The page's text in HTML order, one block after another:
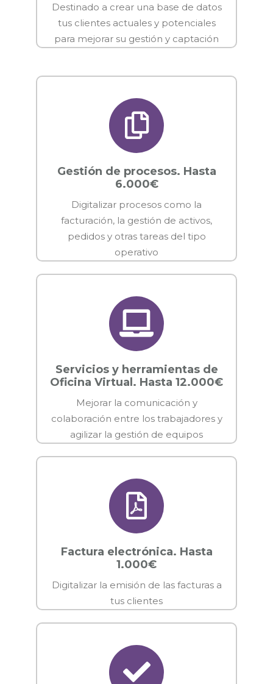
Destinado a crear una base de datos
tus clientes actuales y potenciales
para mejorar su gestión y captación
Gestión de procesos. Hasta
6.000€
Digitalizar procesos como la
facturación, la gestión de activos,
pedidos y otras tareas del tipo
operativo
Servicios y herramientas de
Oficina Virtual. Hasta 12.000€
Mejorar la comunicación y
colaboración entre los trabajadores y
agilizar la gestión de equipos
Factura electrónica. Hasta
1.000€
Digitalizar la emisión de las facturas a
tus clientes